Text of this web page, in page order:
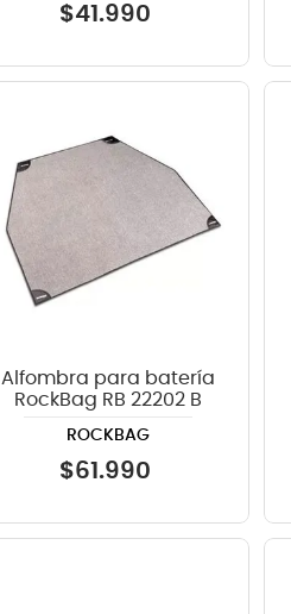
$41 .990
Alfombra para batería
RockBag RB 22202 B
ROCKBAG
$61 .990